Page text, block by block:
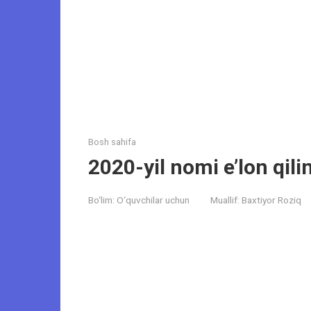
Bosh sahifa
2020-yil nomi e’lon
Bo‘lim: O‘quvchilar uchun Muallif: Baxtiyor Roziq